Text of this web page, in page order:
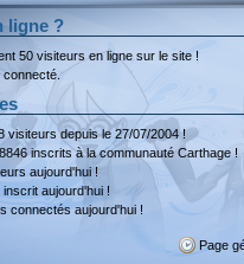
ligne ?
50 visiteurs en ligne sur le site !
visiteursdepuis le 27/07/2004 !
inscritsà la communauté Carthage !
aujourd'hui !
inscrit aujourd'hui !
connectés aujourd'hui !
Page